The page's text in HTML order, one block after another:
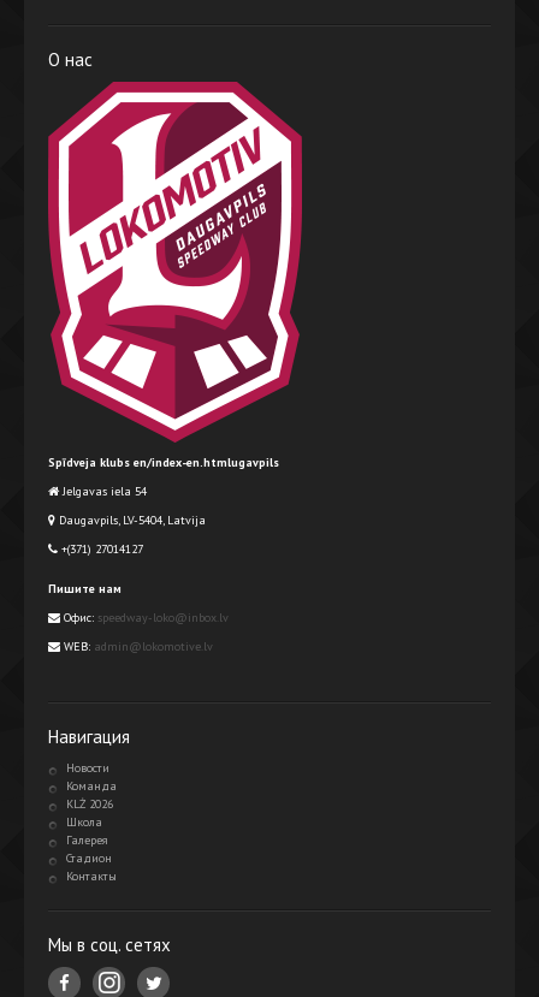
О нас
Spīdveja klubs en/index-en.htmlugavpils
Jelgavas iela 54
Daugavpils, LV-5404, Latvija
+(371) 27014127
Пишите нам
Офис: speedway-loko@inbox.lv
WEB: admin@lokomotive.lv
Навигация
Новости
Команда
KLŻ 2026
Школа
Галерея
Стадион
Контакты
Мы в соц. сетях